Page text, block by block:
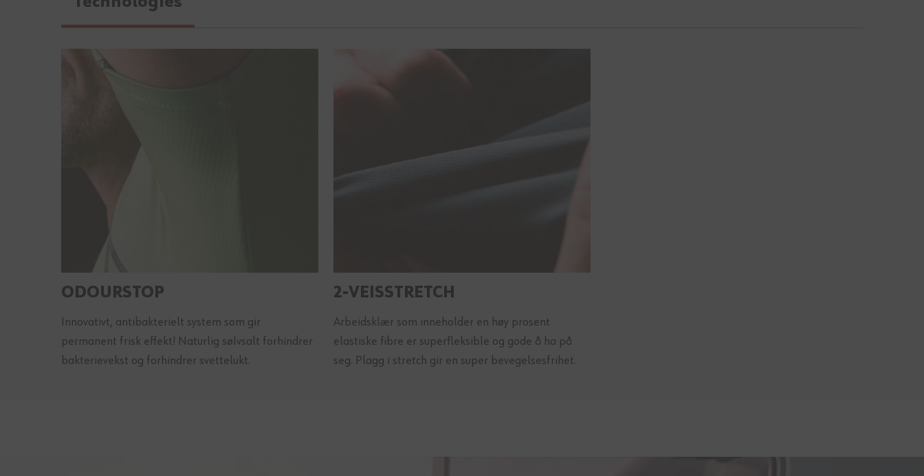
ODOURSTOP
Innovativt, antibakterielt system som gir
permanent frisk effekt! Naturlig sølvsalt forhindrer
bakterievekst og forhindrer svettelukt.
2-VEISSTRETCH
Arbeidsklær som inneholder en høy prosent
elastiske fibre er superfleksible og gode å ha på
seg. Plagg i stretch gir en super bevegelsesfrihet.